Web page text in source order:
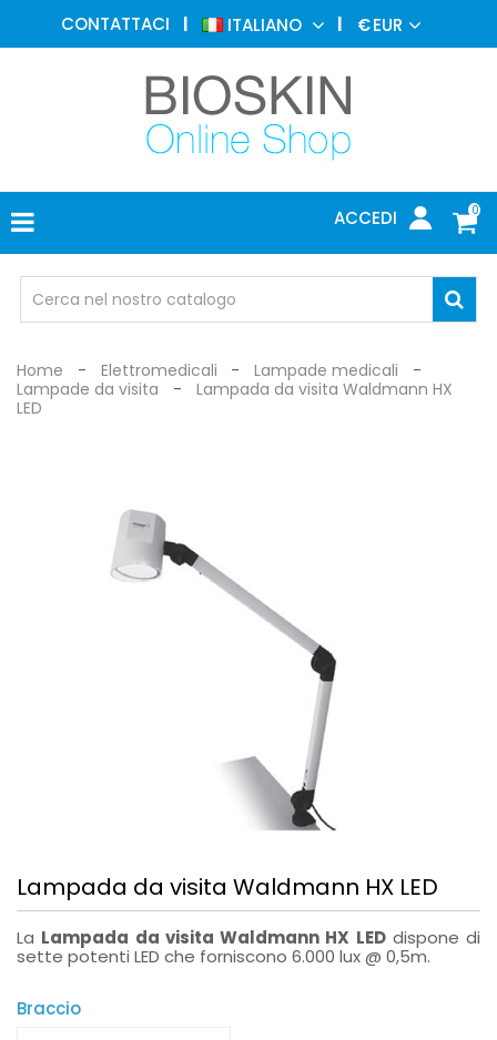
CONTATTACI ITALIANO €EUR
0
ACCEDI
MEDICINA
ESTETICA
DERMATOLOGIA
FOTOTERAPIA
ELETTROMEDICALI
MEDICO
OCCHIALI
DI
Home Elettromedicali
Lampade medicali
Lampade da visita
Lampada da visita Waldmann HX
LED
Lampada da visita Waldmann HX LED
La Lampada da visita Waldmann HX LEDdispone di
sette potenti LED che forniscono 6.000 lux @ 0,5m.
Braccio